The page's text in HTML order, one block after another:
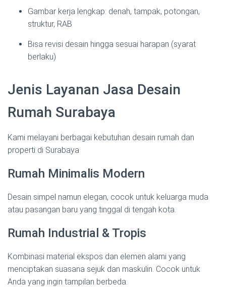
Gambar kerja lengkap: denah, tampak, potongan,
struktur, RAB
Bisa revisi desain hingga sesuai harapan (syarat
berlaku)
Jenis Layanan Jasa Desain
Rumah Surabaya
Kami melayani berbagai kebutuhan desain rumah dan
properti di Surabaya
Rumah Minimalis Modern
Desain simpel namun elegan, cocok untuk keluarga muda
atau pasangan baru yang tinggal di tengah kota.
Rumah Industrial & Tropis
Kombinasi material ekspos dan elemen alami yang
menciptakan suasana sejuk dan maskulin. Cocok untuk
Anda yang ingin tampilan berbeda.